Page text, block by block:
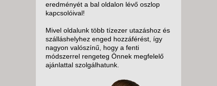
eredményét a bal oldalon lévő oszlop
kapcsolóival!
Mivel oldalunk több tízezer utazáshoz és
szálláshelyhez enged hozzáférést, így
nagyon valószínű, hogy a fenti
módszerrel rengeteg Önnek megfelelő
ajánlattal szolgálhatunk.